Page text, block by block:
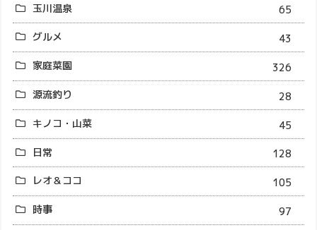
玉川温泉
65
グルメ
43
家庭菜園
326
源流釣り
28
キノコ・山菜
45
日常
128
レオ＆ココ
105
時事
97